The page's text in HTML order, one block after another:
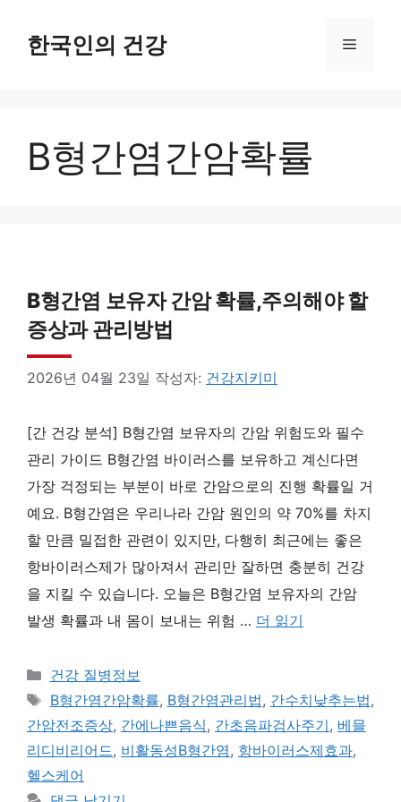
한국인의 건강 메
B형간염간암확률
B형간염 보유자 간암 확률,주의해야 할
증상과 관리방법
2026년 04월 23일 작성자: 건강지키미
[간 건강 분석] B형간염 보유자의 간암 위험도와 필수
관리 가이드 B형간염 바이러스를 보유하고 계신다면
가장 걱정되는 부분이 바로 간암으로의 진행 확률일 거
예요. B형간염은 우리나라 간암 원인의 약 70%를 차지
할 만큼 밀접한 관련이 있지만, 다행히 최근에는 좋은
항바이러스제가 많아져서 관리만 잘하면 충분히 건강
을 지킬 수 있습니다. 오늘은 B형간염 보유자의 간암
발생 확률과 내 몸이 보내는 위험 … 더 읽기
카
테
고
리
건강 질병정보
태
그
B형간염간암확률, B형간염관리법, 간수치낮추는법,
간암전조증상, 간에나쁜음식, 간초음파검사주기, 베믈
리디비리어드, 비활동성B형간염, 항바이러스제효과,
헬스케어